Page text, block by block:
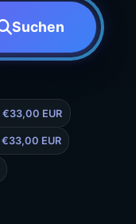
Suchen
€33,00 EUR
€33,00 EUR